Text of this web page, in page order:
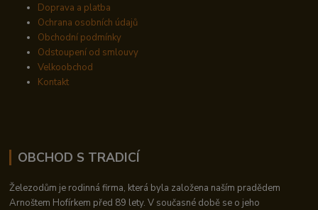
Doprava a platba
Ochrana osobních údajů
Obchodní podmínky
Odstoupení od smlouvy
Velkoobchod
Kontakt
OBCHOD S TRADICÍ
Železodům je rodinná firma, která byla založena naším pradědem
Arnoštem Hofírkem před 89 lety. V současné době se o jeho